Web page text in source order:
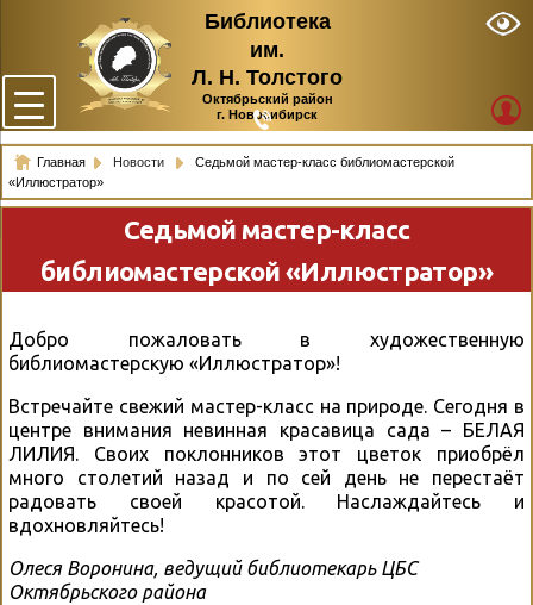
Библиотека
им.
Л. Н. Толстого
Октябрьский район
г. Новосибирск
Главная Новости
Седьмой мастер-класс библиомастерской
«Иллюстратор»
Седьмой мастер-класс
библиомастерской «Иллюстратор»
Добро пожаловать в художественную
библиомастерскую «Иллюстратор»!
Встречайте свежий мастер-класс на природе. Сегодня в
центре внимания невинная красавица сада – БЕЛАЯ
ЛИЛИЯ. Своих поклонников этот цветок приобрёл
много столетий назад и по сей день не перестаёт
радовать своей красотой. Наслаждайтесь и
вдохновляйтесь!
Олеся Воронина, ведущий библиотекарь ЦБС
Октябрьского района